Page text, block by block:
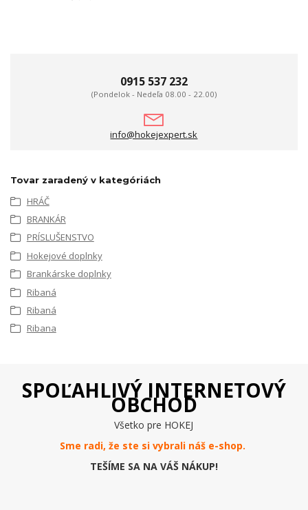
0915 537 232
(Pondelok - Nedeľa 08.00 - 22.00)
info@hokejexpert.sk
Tovar zaradený v kategóriách
HRÁČ
BRANKÁR
PRÍSLUŠENSTVO
Hokejové doplnky
Brankárske doplnky
Ribaná
Ribaná
Ribana
SPOĽAHLIVÝ INTERNETOVÝ
OBCHOD
Všetko pre HOKEJ
Sme radi, že ste si vybrali náš e-shop.
TEŠÍME SA NA VÁŠ NÁKUP!